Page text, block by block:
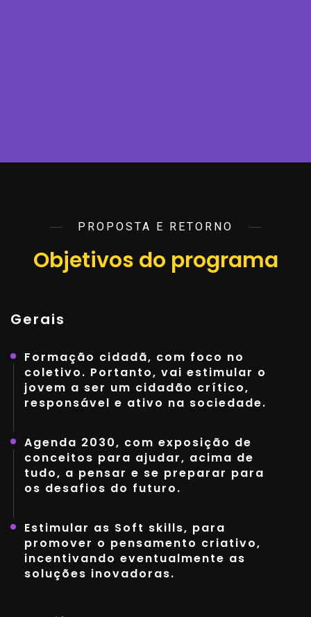
PROPOSTA E RETORNO
Objetivos do programa
Gerais
Formação cidadã, com foco no
coletivo. Portanto, vai estimular o
jovem a ser um cidadão crítico,
responsável e ativo na sociedade.
Agenda 2030, com exposição de
conceitos para ajudar, acima de
tudo, a pensar e se preparar para
os desafios do futuro.
Estimular as Soft skills, para
promover o pensamento criativo,
incentivando eventualmente as
soluções inovadoras.